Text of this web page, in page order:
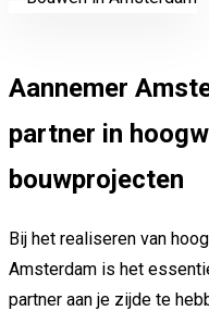
Aannemer
partner in
bouwprojecten
Bij het realiseren van
Amsterdam is het
partner aan je zijde te